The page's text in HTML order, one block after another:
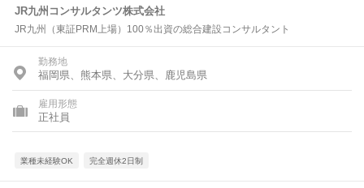
JR九州コンサルタンツ株式会社
JR九州（東証PRM上場）100％出資の総合建設コンサルタント
勤務地
福岡県、熊本県、大分県、鹿児島県
雇用形態
正社員
業種未経験OK 完全週休2日制